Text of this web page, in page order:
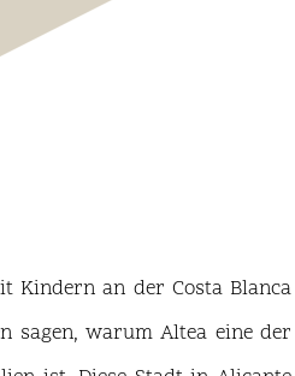
Kindern an der Costa Blanca
sagen, warum Altea eine der